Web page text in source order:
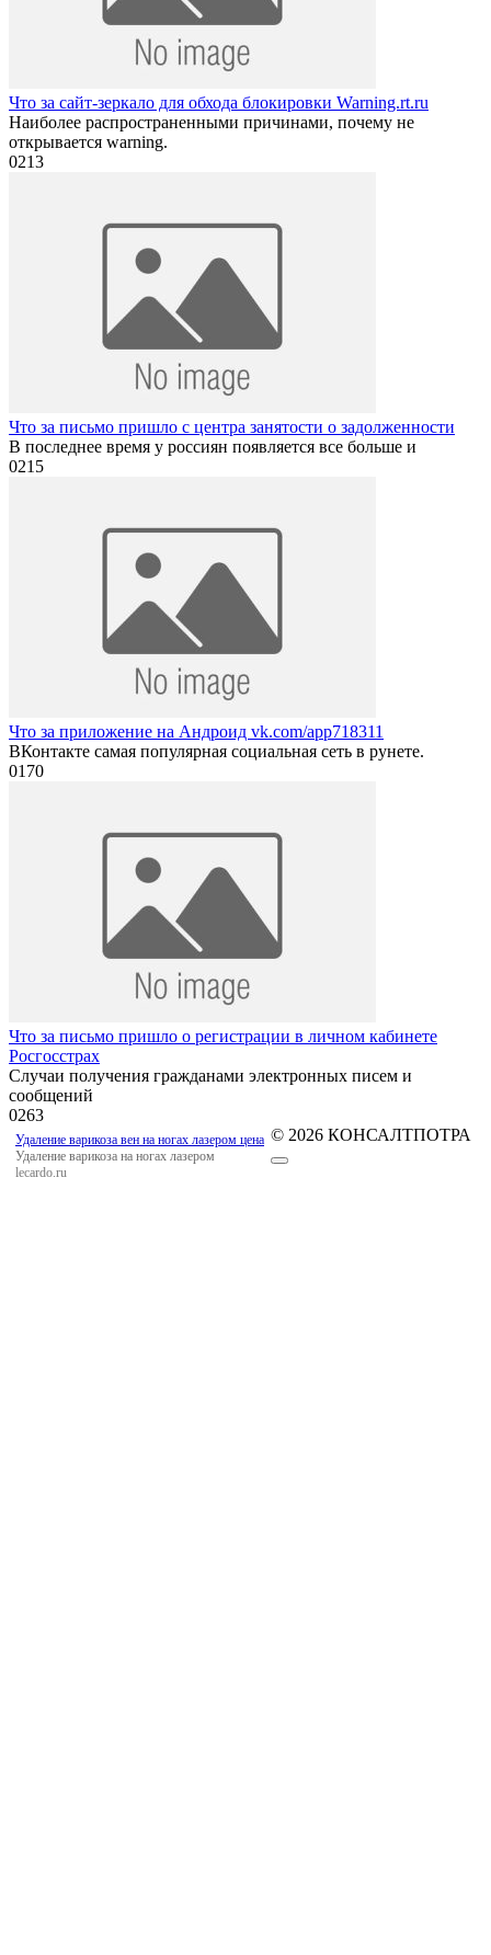
Что за сайт-зеркало для обхода блокировки Warning.rt.ru
Наиболее распространенными причинами, почему не
открывается warning.
0213
Что за письмо пришло с центра занятости о задолженности
В последнее время у россиян появляется все больше и
0215
Что за приложение на Андроид vk.com/app718311
ВКонтакте самая популярная социальная сеть в рунете.
0170
Что за письмо пришло о регистрации в личном кабинете
Росгосстрах
Случаи получения гражданами электронных писем и
сообщений
0263
Удаление варикоза вен на ногах лазером цена
Удаление варикоза на ногах лазером
lecardo.ru
© 2026 КОНСАЛТПОТРА